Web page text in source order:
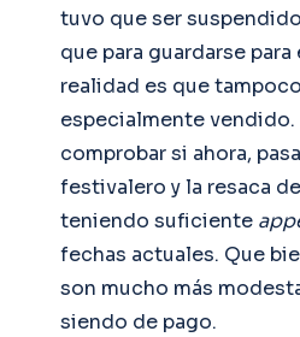
tuvo que ser
que para guardarse para
realidad es que
especialmente vendido.
comprobar si ahora,
festivalero y la resaca de
teniendo suficiente
fechas actuales. Que
son mucho más
siendo de pago.